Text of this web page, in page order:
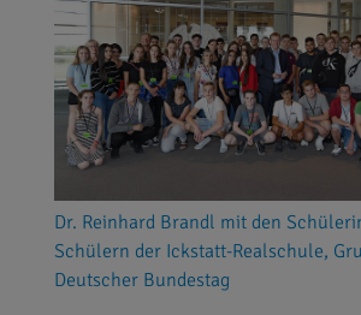
Dr. Reinhard Brandl mit den
Schülern der Ickstatt-Realschule,
Deutscher Bundestag